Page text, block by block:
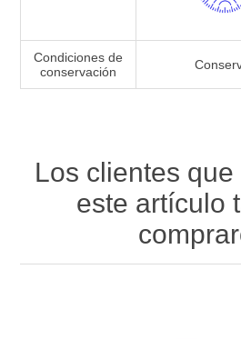
Condiciones de
conservación
Los clientes
este artículo